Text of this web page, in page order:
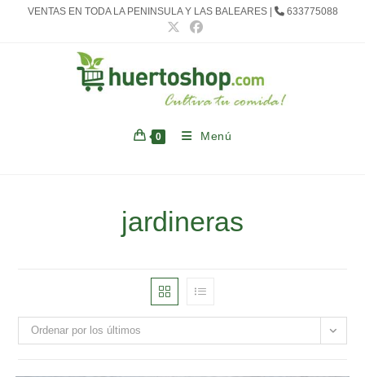
VENTAS EN TODA LA PENINSULA Y LAS BALEARES | 633775088
0 Menú
jardineras
Ordenar por los últimos